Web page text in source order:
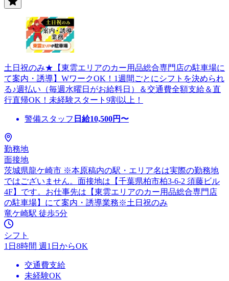
土日祝のみ★【東雲エリアのカー用品総合専門店の駐車場に
て案内・誘導】WワークOK！1週間ごとにシフトを決められ
る♪週払い（毎週水曜日がお給料日）＆交通費全額支給＆直
行直帰OK！未経験スタート9割以上！
警備スタッフ 日給10,500円〜
勤務地
面接地
茨城県龍ケ崎市 ※本原稿内の駅・エリア名は実際の勤務地
ではございません。面接地は【千葉県柏市柏3-6-2 須藤ビル
4F】です。お仕事先は【東雲エリアのカー用品総合専門店
の駐車場】にて案内・誘導業務※土日祝のみ
竜ケ崎駅 徒歩5分
シフト
1日8時間 週1日からOK
交通費支給
未経験OK